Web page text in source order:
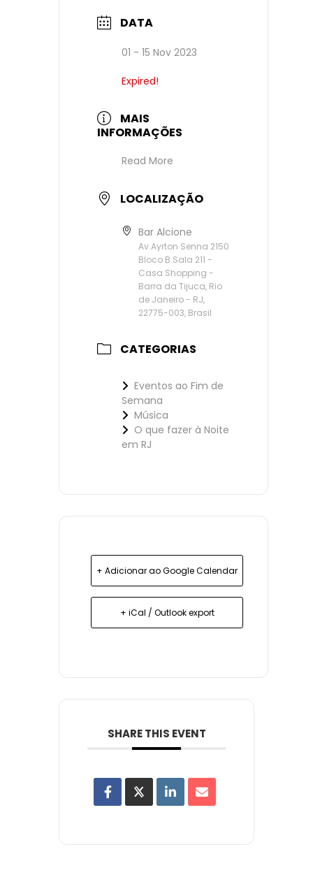
DATA
01 - 15 Nov 2023
Expired!
MAIS
INFORMAÇÕES
Read More
LOCALIZAÇÃO
Bar Alcione
Av.Ayrton Senna 2150
Bloco B Sala 211 -
Casa Shopping -
Barra da Tijuca, Rio
de Janeiro - RJ,
22775-003, Brasil
CATEGORIAS
Eventos ao Fim de
Semana
Música
O que fazer à Noite
em RJ
+ Adicionar ao Google Calendar
+ iCal / Outlook export
SHARE THIS EVENT